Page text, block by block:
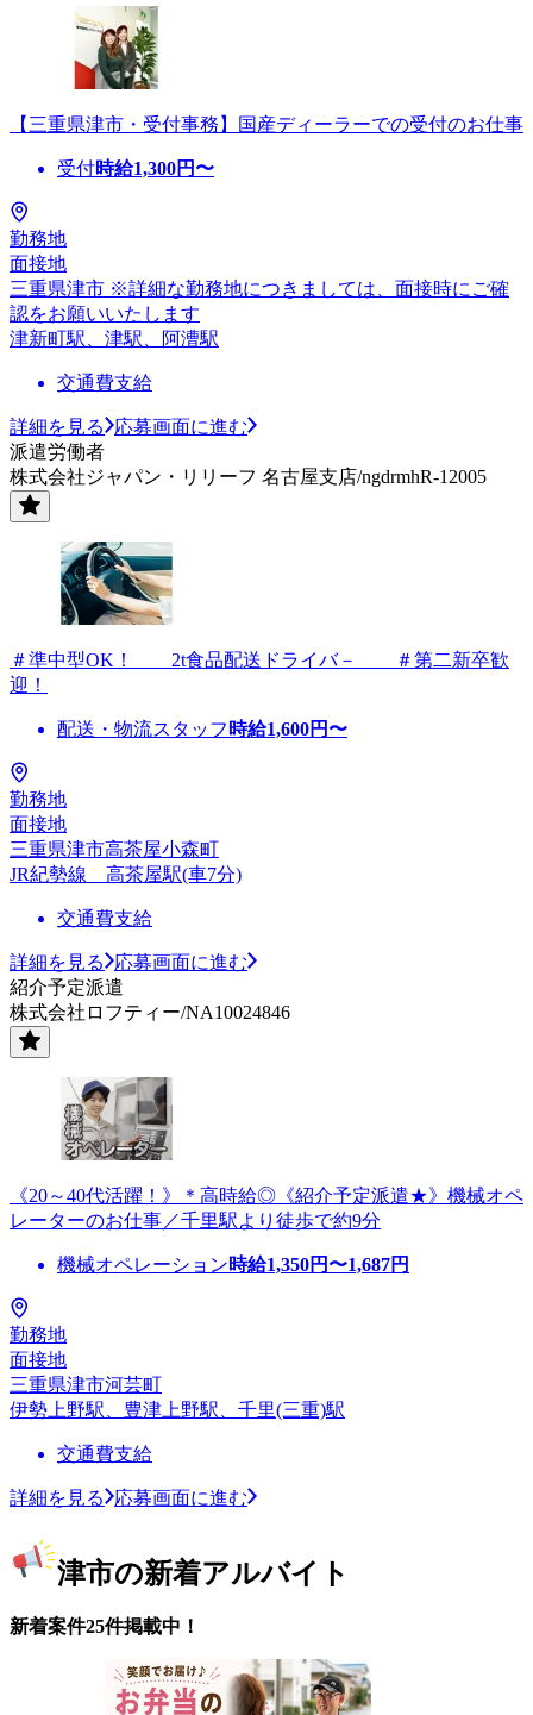
【三重県津市・受付事務】国産ディーラーでの受付のお仕事
受付時給1,300円〜
勤務地
面接地
三重県津市 ※詳細な勤務地につきましては、面接時にご確
認をお願いいたします
津新町駅、津駅、阿漕駅
交通費支給
詳細を見る
応募画面に進む
派遣労働者
株式会社ジャパン・リリーフ 名古屋支店/ngdrmhR-12005
＃準中型OK！ 2t食品配送ドライバ－ ＃第二新卒歓
迎！
配送・物流スタッフ 時給1,600円〜
勤務地
面接地
三重県津市高茶屋小森町
JR紀勢線 高茶屋駅(車7分)
交通費支給
詳細を見る
応募画面に進む
紹介予定派遣
株式会社ロフティー/NA10024846
《20～40代活躍！》＊高時給◎《紹介予定派遣★》機械オペ
レーターのお仕事／千里駅より徒歩で約9分
機械オペレーション時給1,350円〜1,687円
勤務地
面接地
三重県津市河芸町
伊勢上野駅、豊津上野駅、千里(三重)駅
交通費支給
詳細を見る 応募画面に進む
津市の新着アルバイト
新着案件25件掲載中！